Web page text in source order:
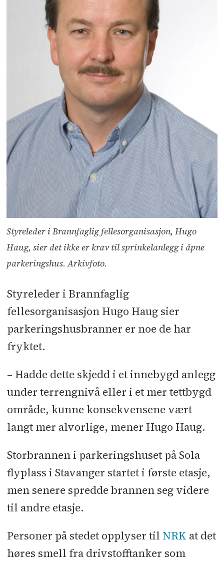
Styreleder i Brannfaglig fellesorganisasjon, Hugo
Haug, sier det ikke er krav til sprinkelanlegg i åpne
parkeringshus. Arkivfoto.
Styreleder i Brannfaglig
fellesorganisasjon Hugo Haug sier
parkeringshusbranner er noe de har
fryktet.
– Hadde dette skjedd i et innebygd anlegg
under terrengnivå eller i et mer tettbygd
område, kunne konsekvensene vært
langt mer alvorlige, mener Hugo Haug.
Storbrannen i parkeringshuset på Sola
flyplass i Stavanger startet i første etasje,
men senere spredde brannen seg videre
til andre etasje.
Personer på stedet opplyser til NRK at det
høres smell fra drivstofftanker som